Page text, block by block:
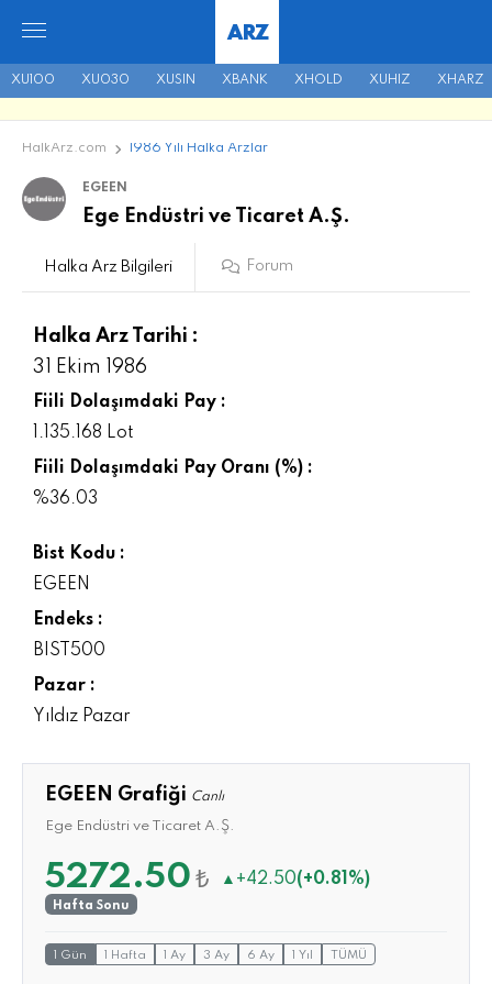
XU100 XU030 XUSIN XBANK XHOLD XUHIZ XHARZ
ARZ
HalkArz.com 1986 Yılı Halka Arzlar
EGEEN
Ege Endüstri ve Ticaret A.Ş.
Halka Arz Bilgileri Forum
Halka Arz Tarihi :
31 Ekim 1986
Fiili Dolaşımdaki Pay :
1.135.168 Lot
Fiili Dolaşımdaki Pay Oranı (%) :
%36.03
Bist Kodu :
EGEEN
Endeks :
BIST500
Pazar :
Yıldız Pazar
EGEEN Grafiği Canlı
Ege Endüstri ve Ticaret A.Ş.
5272.50 ₺ ▲ +42.50(+0.81%)
Hafta Sonu
1 Gün 1 Hafta 1 Ay 3 Ay 6 Ay 1 Yıl TÜMÜ